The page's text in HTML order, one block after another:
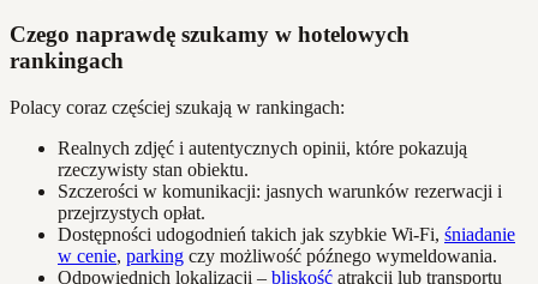
Czego naprawdę szukamy w hotelowych
rankingach
Polacy coraz częściej szukają w rankingach:
Realnych zdjęć i autentycznych opinii, które pokazują
rzeczywisty stan obiektu.
Szczerości w komunikacji: jasnych warunków rezerwacji i
przejrzystych opłat.
Dostępności udogodnień takich jak szybkie Wi-Fi, śniadanie
w cenie, parking czy możliwość późnego wymeldowania.
Odpowiednich lokalizacji – bliskość atrakcji lub transportu